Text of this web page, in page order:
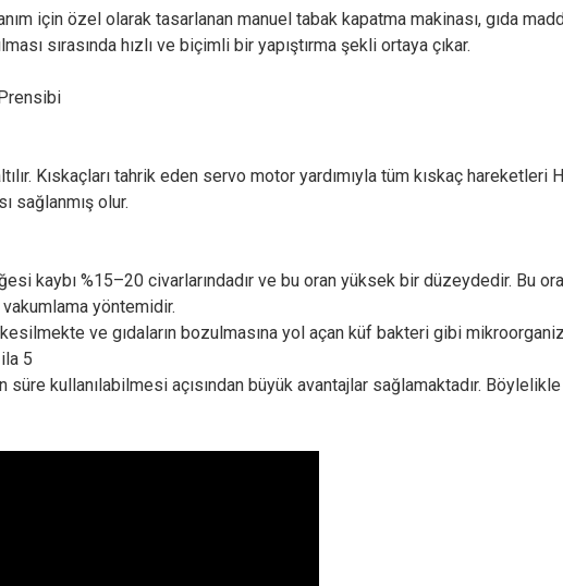
için özel olarak tasarlanan manuel tabak kapatma makinası, gıda
sırasında hızlı ve biçimli bir yapıştırma şekli ortaya çıkar.
Kıskaçları tahrik eden servo motor yardımıyla tüm kıskaç
sağlanmış olur.
kaybı %15–20 civarlarındadır ve bu oran yüksek bir düzeydedir. Bu
yöntemidir.
ve gıdaların bozulmasına yol açan küf bakteri gibi
5
süre kullanılabilmesi açısından büyük avantajlar sağlamaktadır.